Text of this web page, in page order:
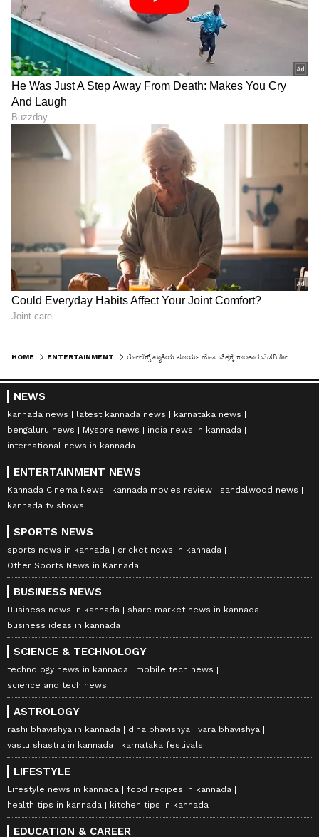
HOME ENTERTAINMENT
NEWS
kannada news latest kannada news
karnataka news
bengaluru news
Mysore news
india news in kannada
international news in kannada
ENTERTAINMENT NEWS
Kannada Cinema News kannada movies review
sandalwood news
kannada tv shows
SPORTS NEWS
sports news in kannada
cricket news in kannada
Other Sports News in Kannada
BUSINESS NEWS
Business news in kannada
share market news in kannada
business ideas in kannada
SCIENCE & TECHNOLOGY
technology news in kannada
mobile tech news
science and tech news
ASTROLOGY
rashi bhavishya in kannada dina bhavishya
vara bhavishya
vastu shastra in kannada
karnataka festivals
LIFESTYLE
Lifestyle news in kannada
food recipes in kannada
health tips in kannada
kitchen tips in kannada
EDUCATION & CAREER